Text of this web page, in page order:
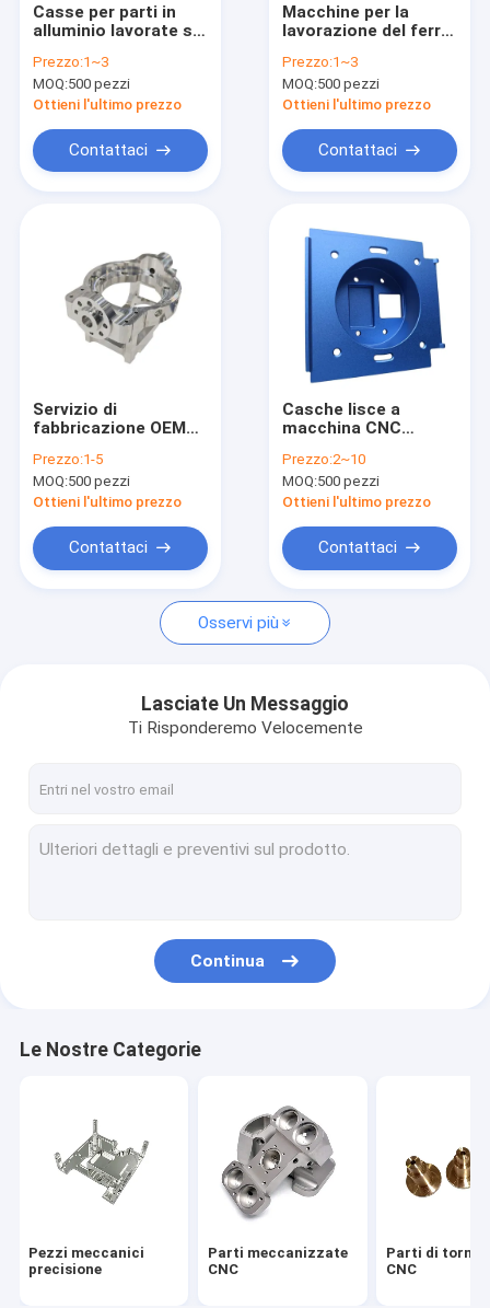
video
Su di noi
Notizie
Blog
Chiedi un preventivo
Parti meccanizzate CNC
Parti di tornitura CNC
L'alluminio alloggio della pressofusione
Dissipatore di calore raschiato dell'aletta
Dispositivo termico a piastra fredda
Casse per parti in
alluminio lavorate su
per lavorazioni CNC
leggere
Prezzo:1~3
MOQ:500 pezzi
Ottieni l'ultimo prezzo
Contattaci
Macchine per la
lavorazione del ferro
Prezzo:1~3
MOQ:500 pezzi
Ottieni l'ultimo prezzo
Contattaci
Servizio di
fabbricazione OEM
meccaniche in lega di
alluminio
Prezzo:1-5
MOQ:500 pezzi
Ottieni l'ultimo prezzo
Contattaci
Casche lisce a
macchina CNC
lavorazione CNC di
precisione
personalizzata
Prezzo:2~10
MOQ:500 pezzi
Ottieni l'ultimo prezzo
Contattaci
Osservi più
Lasciate Un Messaggio
Ti Risponderemo Velocemente
Continua
Le Nostre Categorie
Pezzi meccanici
precisione
Parti meccanizzate
CNC
Parti di
CNC